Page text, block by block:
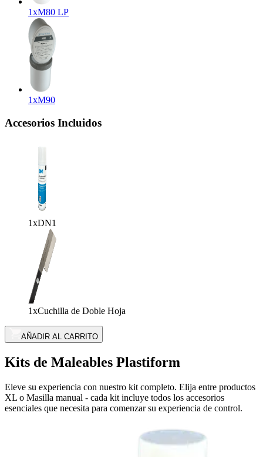
1xM80 LP
1xM90
Accesorios Incluidos
1xDN1
1xCuchilla de Doble Hoja
AÑADIR AL CARRITO
Kits de Maleables Plastiform
Eleve su experiencia con nuestro kit completo. Elija entre productos
XL o Masilla manual - cada kit incluye todos los accesorios
esenciales que necesita para comenzar su experiencia de control.